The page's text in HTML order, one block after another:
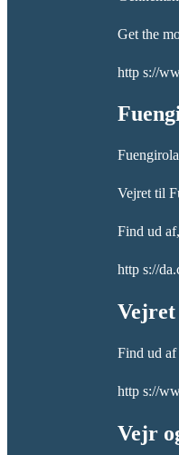
Get the
http s://
Vejret til
Find ud
http s://
Vejret
Find ud
http s://
Vejr